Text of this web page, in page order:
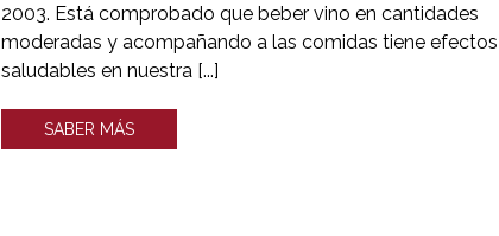
2003. Está comprobado que beber vino en cantidades
moderadas y acompañando a las comidas tiene efectos
saludables en nuestra [...]
SABER MÁS